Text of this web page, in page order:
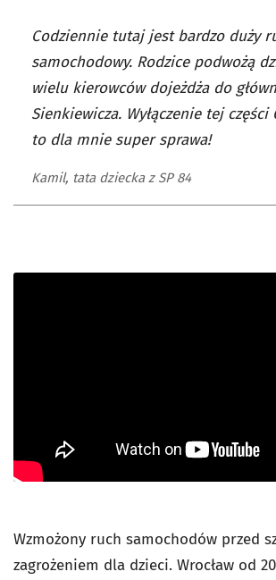
Codziennie tutaj jest bardzo duży
samochodowy. Rodzice podwożą
wielu kierowców dojeżdża do
Sienkiewicza. Wyłączenie tej
to dla mnie super sprawa!
Kamil, tata dziecka z SP 84
Wzmożony ruch samochodów przed
zagrożeniem dla dzieci. Wrocław od